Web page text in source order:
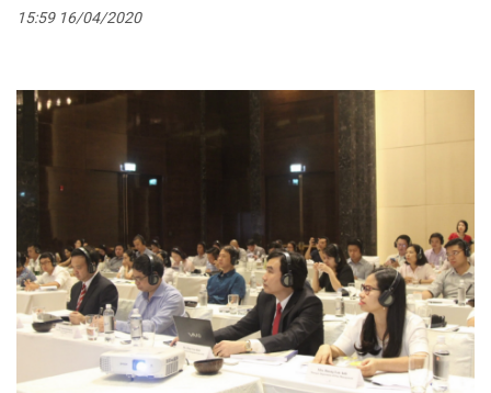
15:59 16/04/2020